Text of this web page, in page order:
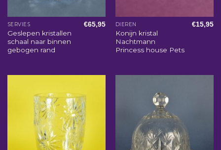
SERVIES
Geslepen kristallen
schaal naar binnen
gebogen rand
€65,95 DIEREN
Konijn kristal
Nachtmann
Princess house Pets
€15,95